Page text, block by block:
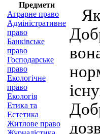
Предмети
Аграрне право
Адміністративне
право
Банківське
право
Господарське
право
Екологічне
право
Екологія
Етика та
Естетика
Житлове право